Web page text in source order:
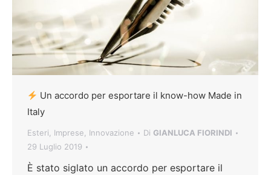
Un accordo per esportare il know-how Made in
Italy
Esteri, Imprese, Innovazione Di GIANLUCA FIORINDI
29 Luglio 2019
È stato siglato un accordo per esportare il